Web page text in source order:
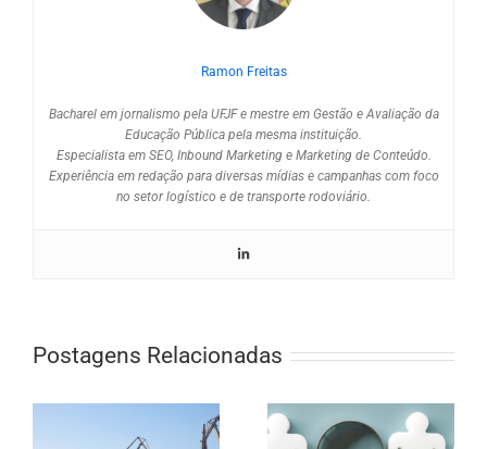
Ramon Freitas
Bacharel em jornalismo pela UFJF e mestre em Gestão e Avaliação da
Educação Pública pela mesma instituição.
Especialista em SEO, Inbound Marketing e Marketing de Conteúdo.
Experiência em redação para diversas mídias e campanhas com foco
no setor logístico e de transporte rodoviário.
Postagens Relacionadas